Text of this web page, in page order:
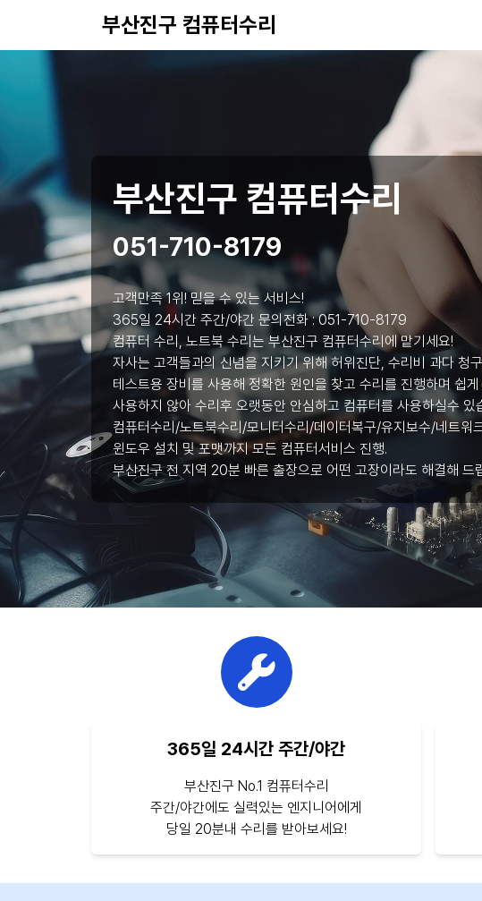
부산진구 컴퓨터수리
부산진구 컴퓨터수리
051-710-8179
고객만족 1위! 믿을 수 있는 서비스!
365일 24시간 주간/야간 문의전화 :051-710-8179
컴퓨터 수리, 노트북 수리는 부산진구 컴퓨터수리에 맡기세요!
자사는 고객들과의 신념을 지키기 위해 허위진단, 수리비 과다 청
테스트용 장비를 사용해 정확한 원인을 찾고 수리를 진행하며 쉽
사용하지 않아 수리후 오랫동안 안심하고 컴퓨터를 사용하실수 있
컴퓨터수리/노트북수리/모니터수리/데이터복구/유지보수/네트워
윈도우 설치 및 포맷까지 모든 컴퓨터서비스 진행.
부산진구 전 지역 20분 빠른 출장으로 어떤 고장이라도 해결해 드
365일 24시간 주간/야간
부산진구 No.1 컴퓨터수리
주간/야간에도 실력있는 엔지니어에게
당일 20분내 수리를 받아보세요!